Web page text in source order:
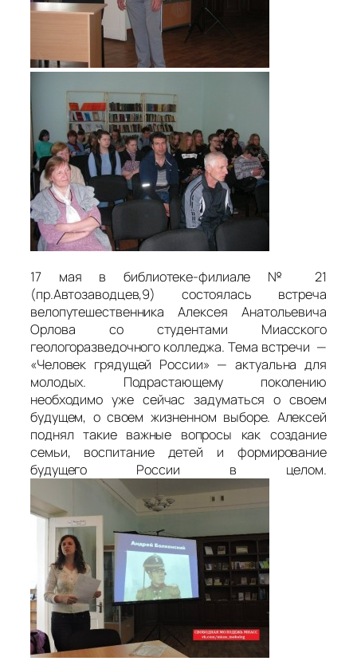
17 мая в библиотеке-филиале № 21
(пр.Автозаводцев,9) состоялась встреча
велопутешественника Алексея Анатольевича
Орлова со студентами Миасского
геологоразведочного колледжа. Тема встречи —
«Человек грядущей России» — актуальна для
молодых. Подрастающему поколению
необходимо уже сейчас задуматься о своем
будущем, о своем жизненном выборе. Алексей
поднял такие важные вопросы как создание
семьи, воспитание детей и формирование
будущего России в целом.